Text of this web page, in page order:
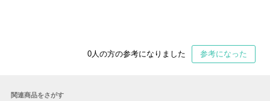
0 人の方の参考になりました 参考になった
関連商品をさがす